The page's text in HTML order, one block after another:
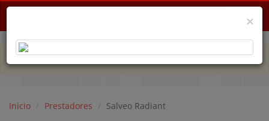
Menu
PLAN DE EMERGENCIA POR CRISIS ECONÓMICA
Inicio Prestadores Salveo Radiant
×